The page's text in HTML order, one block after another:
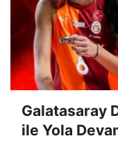
Galatasaray
ile Yola